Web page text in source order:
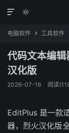


电脑软件  工具软件
代码文本编
汉化版
2026-07-16 阅读
EditPlus 是一款
器，烈火汉化版